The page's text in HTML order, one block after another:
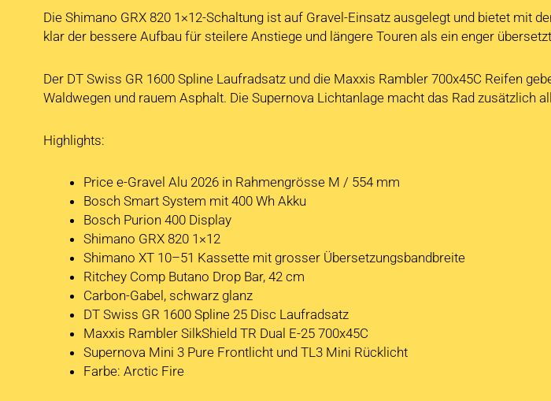
Die Shimano GRX 820 1×12-Schaltung ist auf Gravel-Einsatz ausgelegt und bietet mit
klar der bessere Aufbau für steilere Anstiege und längere Touren als ein enger
Der DT Swiss GR 1600 Spline Laufradsatz und die Maxxis Rambler 700x45C Reifen
Waldwegen und rauem Asphalt. Die Supernova Lichtanlage macht das Rad zusätzlich
Highlights:
Price e-Gravel Alu 2026 in Rahmengrösse M / 554 mm
Bosch Smart System mit 400 Wh Akku
Bosch Purion 400 Display
Shimano GRX 820 1×12
Shimano XT 10–51 Kassette mit grosser Übersetzungsbandbreite
Ritchey Comp Butano Drop Bar, 42 cm
Carbon-Gabel, schwarz glanz
DT Swiss GR 1600 Spline 25 Disc Laufradsatz
Maxxis Rambler SilkShield TR Dual E-25 700x45C
Supernova Mini 3 Pure Frontlicht und TL3 Mini Rücklicht
Farbe: Arctic Fire